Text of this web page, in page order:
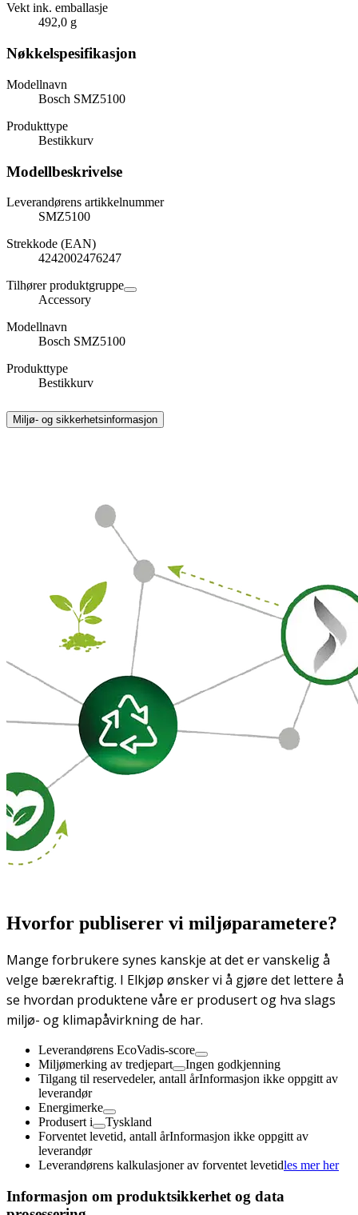
Vekt ink. emballasje
492,0 g
Nøkkelspesifikasjon
Modellnavn
Bosch SMZ5100
Produkttype
Bestikkurv
Modellbeskrivelse
Leverandørens artikkelnummer
SMZ5100
Strekkode (EAN)
4242002476247
Tilhører produktgruppe
Accessory
Modellnavn
Bosch SMZ5100
Produkttype
Bestikkurv
Miljø- og sikkerhetsinformasjon
Hvorfor publiserer vi miljøparametere?
Mange forbrukere synes kanskje at det er vanskelig å
velge bærekraftig. I Elkjøp ønsker vi å gjøre det lettere å
se hvordan produktene våre er produsert og hva slags
miljø- og klimapåvirkning de har.
Leverandørens EcoVadis-score
Miljømerking av tredjepart
Ingen godkjenning
Tilgang til reservedeler, antall årInformasjon ikke oppgitt av
leverandør
Energimerke
Produsert i
Tyskland
Forventet levetid, antall årInformasjon ikke oppgitt av
leverandør
Leverandørens kalkulasjoner av forventet levetidles mer her
Informasjon om produktsikkerhet og data